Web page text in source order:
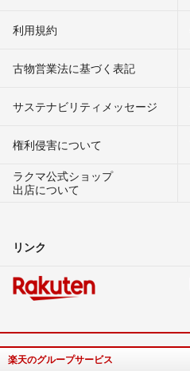
利用規約
古物営業法に基づく表記
サステナビリティメッセージ
権利侵害について
ラクマ公式ショップ
出店について
リンク
楽天のグループサービス